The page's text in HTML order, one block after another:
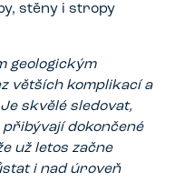
stěny i stropy
geologickým
větších komplikací a
skvělé sledovat,
dokončené
už letos začne
i nad úroveň